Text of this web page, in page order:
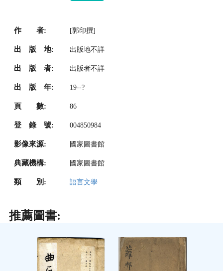
作 者: [郭印撰]
出 版 地: 出版地不詳
出 版 者: 出版者不詳
出 版 年: 19--?
頁 數: 86
登 錄 號: 004850984
影像來源: 國家圖書館
典藏機構: 國家圖書館
類 別: 語言文學
推薦圖書: